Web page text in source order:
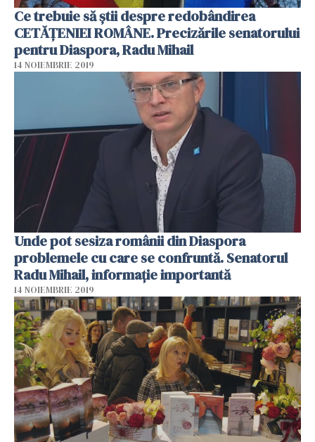
Ce trebuie să ştii despre redobândirea
CETĂŢENIEI ROMÂNE. Precizările senatorului
pentru Diaspora, Radu Mihail
14 NOIEMBRIE 2019
Unde pot sesiza românii din Diaspora
problemele cu care se confruntă. Senatorul
Radu Mihail, informație importantă
14 NOIEMBRIE 2019